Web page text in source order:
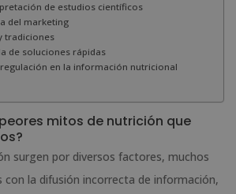
de estudios científicos
del marketing
tradiciones
de soluciones rápidas
regulación en la información nutricional
mitos de nutrición que
surgen por diversos factores, muchos
con la difusión incorrecta de información,